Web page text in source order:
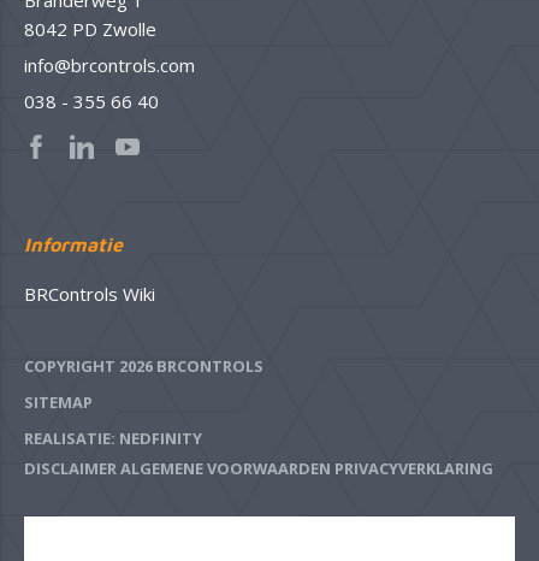
8042 PD Zwolle
info@brcontrols.com
038 - 355 66 40
Informatie
BRControls Wiki
COPYRIGHT 2026 BRCONTROLS
SITEMAP
REALISATIE: NEDFINITY
DISCLAIMER ALGEMENE VOORWAARDEN PRIVACYVERKLARING